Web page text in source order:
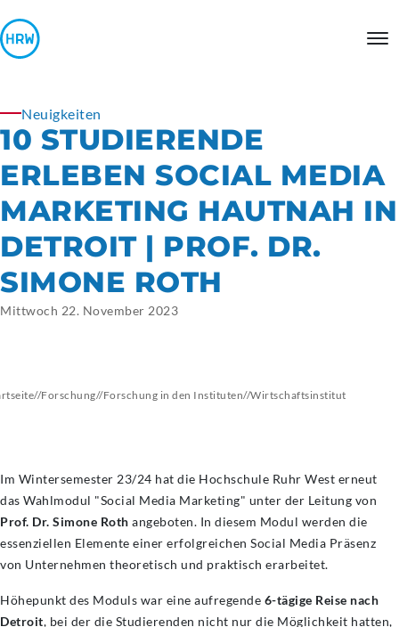
Neuigkeiten
10 STUDIERENDE
ERLEBEN SOCIAL MEDIA
MARKETING HAUTNAH IN
DETROIT | PROF. DR.
SIMONE ROTH
Mittwoch 22. November 2023
//Forschung//Forschung in den Instituten//Wirtschaftsinstitut
Im Wintersemester 23/24 hat die Hochschule Ruhr West erneut
das Wahlmodul "Social Media Marketing" unter der Leitung von
Prof. Dr. Simone Roth angeboten. In diesem Modul werden die
essenziellen Elemente einer erfolgreichen Social Media Präsenz
von Unternehmen theoretisch und praktisch erarbeitet.
Höhepunkt des Moduls war eine aufregende 6-tägige Reise nach
Detroit, bei der die Studierenden nicht nur die Möglichkeit hatten,